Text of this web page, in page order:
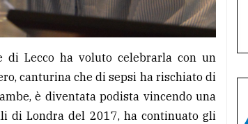
di Lecco ha voluto celebrarla con un
canturina che di sepsi ha rischiato di
è diventata podista vincendo una
di Londra del 2017, ha continuato gli